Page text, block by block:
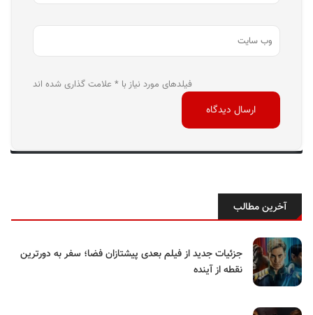
فیلدهای مورد نیاز با * علامت گذاری شده اند
آخرین مطالب
جزئیات جدید از فیلم بعدی پیشتازان فضا؛ سفر به دورترین
نقطه از آینده